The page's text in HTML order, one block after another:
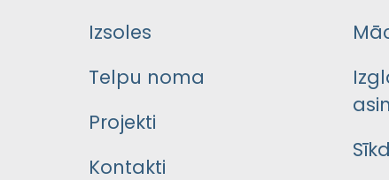
Izsoles
Telpu noma
Projekti
Kontakti